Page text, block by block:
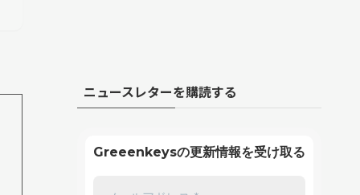
ニュースレターを購読する
Greeenkeysの更新情報を受け取る